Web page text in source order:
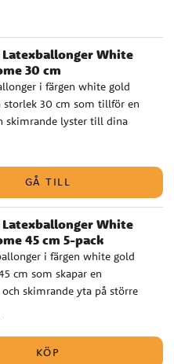
White
30 cm
i färgen white gold
storlek 30 cm som tillför en
skimrande lyster till dina
Passar utmärkt i
och är vackra att
brunt för en elegant och
Dessa premium
är tillverkade av Kalisan i
av 100% naturlig,
latex. Fyllda med
de i upp till 18-28 timmar,
kan de hålla sig flytande
Den mjuka latexen och
halsen gör dem dessutom
och justera för att uppnå
formen. Fördelar: - Extra lång
GÅ TILL
White
45 cm 5-pack
i färgen white gold
cm som skapar en
skimrande yta på större
Kombinera med beige för
och lyxig atmosfär.
Kalisan i Europa och består
KÖP